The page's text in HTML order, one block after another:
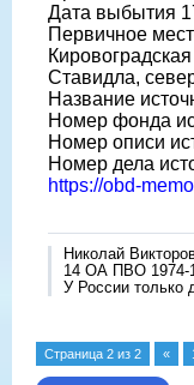
Дата выбытия
Первичное
Ставидла,
Название
Номер фонда
Номер описи
Номер дела
https://obd-
Николай
14 ОА ПВО 1974-
У России только
Страница 2 из 2 «